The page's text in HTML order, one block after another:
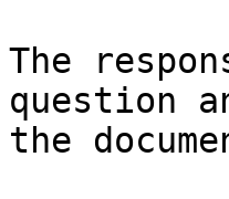
The
question
the